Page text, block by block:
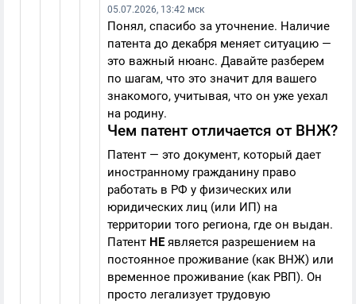
05.07.2026, 13:42 мск
Понял, спасибо за уточнение. Наличие
патента до декабря меняет ситуацию —
это важный нюанс. Давайте разберем
по шагам, что это значит для вашего
знакомого, учитывая, что он уже уехал
на родину.
Чем патент отличается от ВНЖ?
Патент — это документ, который дает
иностранному гражданину право
работать в РФ у физических или
юридических лиц (или ИП) на
территории того региона, где он выдан.
Патент НЕявляется разрешением на
постоянное проживание (как ВНЖ) или
временное проживание (как РВП). Он
просто легализует трудовую